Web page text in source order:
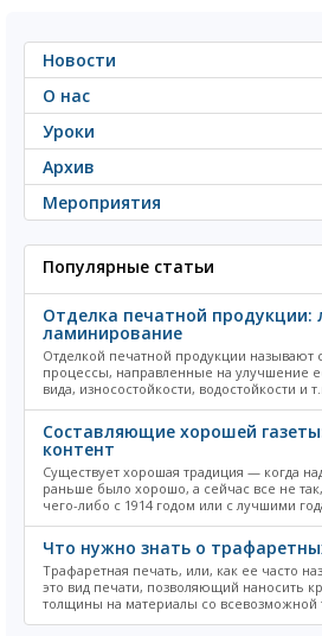
Новости
О нас
Уроки
Архив
Мероприятия
Популярные статьи
Отделка печатной продукции:
ламинирование
Отделкой печатной продукции называют
процессы, направленные на улучшение
вида, износостойкости, водостойкости и
Составляющие хорошей
контент
Существует хорошая традиция — когда
раньше было хорошо, а сейчас все не
чего-либо с 1914 годом или с лучшими
Что нужно знать о
Трафаретная печать, или, как ее часто
это вид печати, позволяющий наносить
толщины на материалы со всевозможной